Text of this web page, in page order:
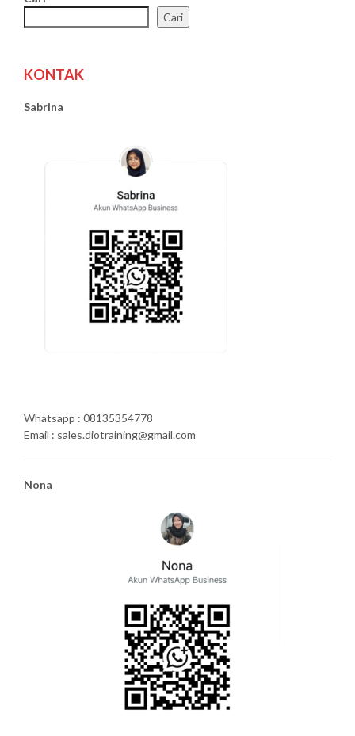
Cari
KONTAK
Sabrina
Whatsapp : 08135354778
Email : sales.diotraining@gmail.com
Nona